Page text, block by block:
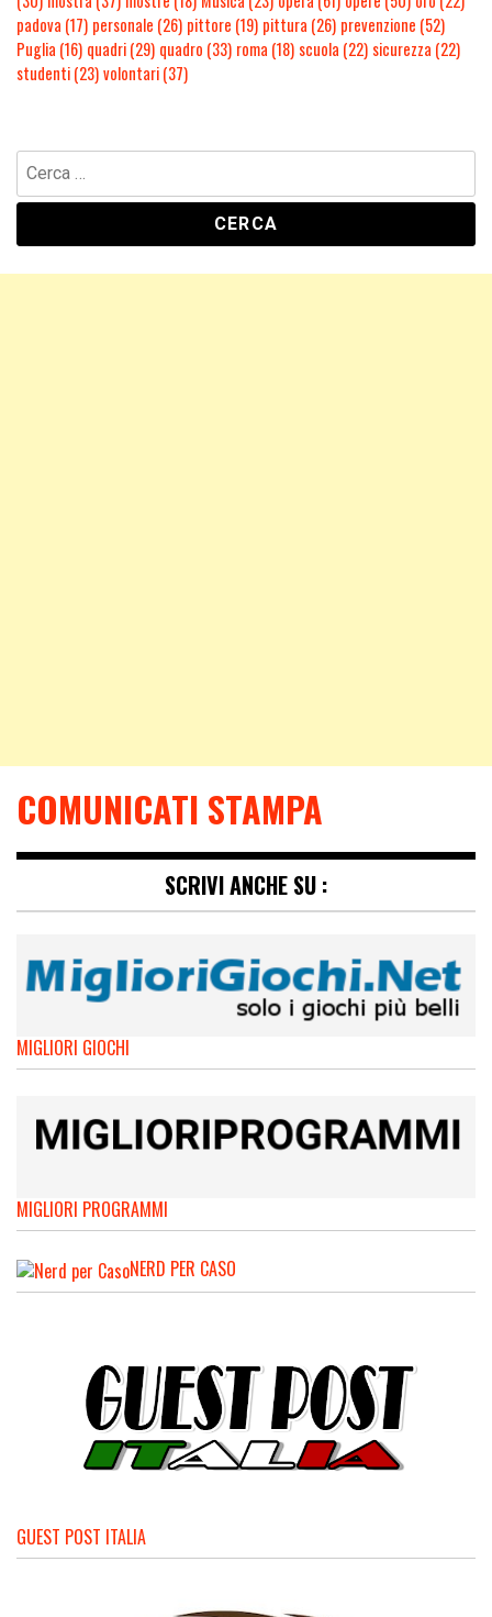
padova (17) personale (26) pittore (19) pittura (26) prevenzione (52)
Puglia (16) quadri(29) quadro (33) roma (18) scuola (22) sicurezza (22)
studenti(23)volontari(37)
COMUNICATI STAMPA
SCRIVI ANCHE SU :
MIGLIORI GIOCHI
MIGLIORI PROGRAMMI
NERD PER CASO
GUEST POST ITALIA